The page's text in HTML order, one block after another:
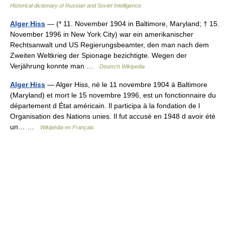
Historical dictionary of Russian and Soviet Intelligence
Alger Hiss — (* 11. November 1904 in Baltimore, Maryland; † 15.
November 1996 in New York City) war ein amerikanischer
Rechtsanwalt und US Regierungsbeamter, den man nach dem
Zweiten Weltkrieg der Spionage bezichtigte. Wegen der
Verjährung konnte man …
Deutsch Wikipedia
Alger Hiss — Alger Hiss, né le 11 novembre 1904 à Baltimore
(Maryland) et mort le 15 novembre 1996, est un fonctionnaire du
département d État américain. Il participa à la fondation de l
Organisation des Nations unies. Il fut accusé en 1948 d avoir été
un… …
Wikipédia en Français